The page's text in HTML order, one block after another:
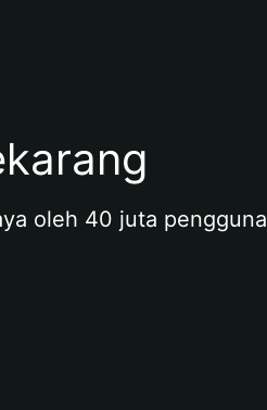
oleh 40 juta pengguna